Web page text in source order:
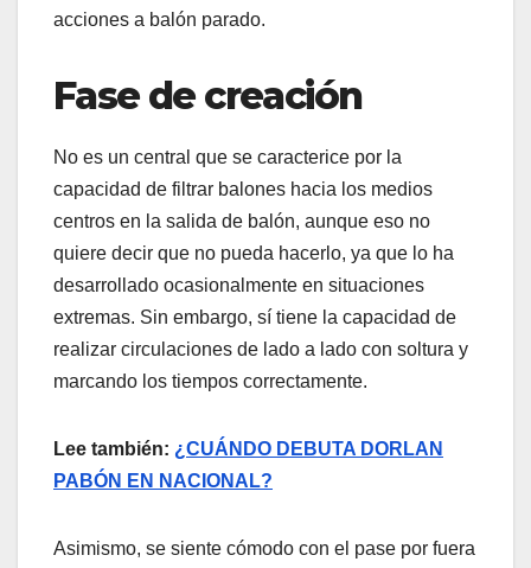
acciones a balón parado.
Fase de creación
No es un central que se caracterice por la
capacidad de filtrar balones hacia los medios
centros en la salida de balón, aunque eso no
quiere decir que no pueda hacerlo, ya que lo ha
desarrollado ocasionalmente en situaciones
extremas. Sin embargo, sí tiene la capacidad de
realizar circulaciones de lado a lado con soltura y
marcando los tiempos correctamente.
Lee también: ¿CUÁNDO DEBUTA DORLAN
PABÓN EN NACIONAL?
Asimismo, se siente cómodo con el pase por fuera